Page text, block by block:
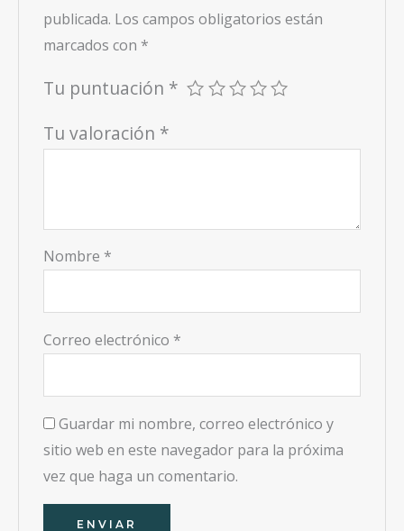
publicada. Los campos obligatorios están
marcados con *
Tu puntuación *
Tu valoración *
Nombre *
Correo electrónico *
Guardar mi nombre, correo electrónico y
sitio web en este navegador para la próxima
vez que haga un comentario.